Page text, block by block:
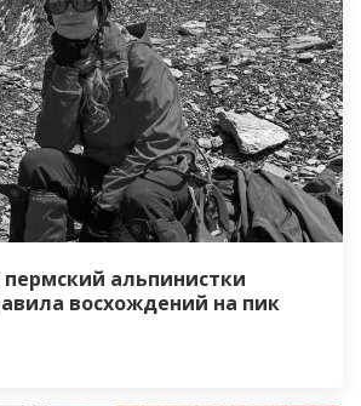
альпинистки
восхождений на пик